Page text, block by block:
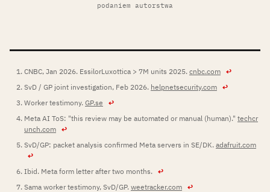
podaniem autorstwa
CNBC, Jan 2026. EssilorLuxottica > 7M units 2025.cnbc.com ↩
SvD / GP joint investigation, Feb 2026. helpnetsecurity.com ↩
Worker testimony.GP.se
↩
Meta AI ToS: "this review may be automated or manual (human)." techcr
unch.com ↩
SvD/GP: packet analysis confirmed Meta servers in SE/DK.adafruit.com
↩
Ibid. Meta form letter after two months. ↩
Sama worker testimony, SvD/GP.weetracker.com ↩